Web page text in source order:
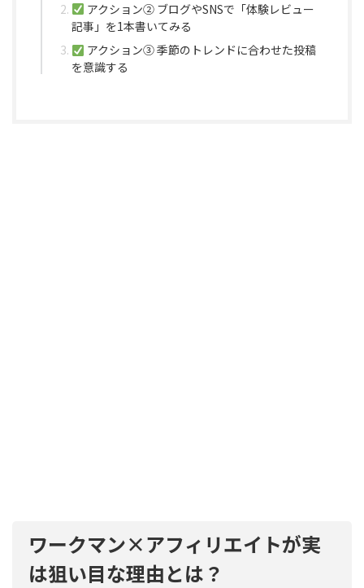
アクション② ブログやSNSで「体験レビュー
記事」を1本書いてみる
アクション③ 季節のトレンドに合わせた投稿
を意識する
ワークマン×アフィリエイトが実
は狙い目な理由とは？